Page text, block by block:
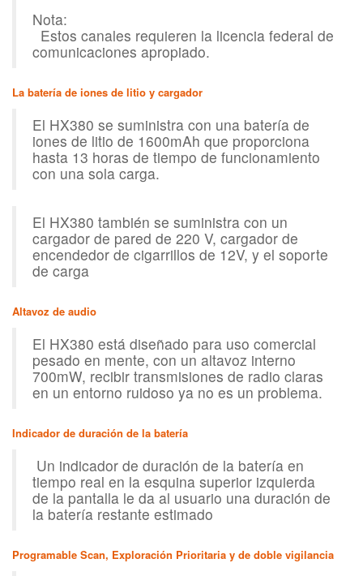
Nota:
Estos canales requieren la licencia federal de
comunicaciones apropiado.
La batería de iones de litio y cargador
El HX380 se suministra con una batería de
iones de litio de 1600mAh que proporciona
hasta 13 horas de tiempo de funcionamiento
con una sola carga.
El HX380 también se suministra con un
cargador de pared de 220 V, cargador de
encendedor de cigarrillos de 12V, y el soporte
de carga
Altavoz de audio
El HX380 está diseñado para uso comercial
pesado en mente, con un altavoz interno
700mW, recibir transmisiones de radio claras
en un entorno ruidoso ya no es un problema.
Indicador de duración de la batería
Un indicador de duración de la batería en
tiempo real en la esquina superior izquierda
de la pantalla le da al usuario una duración de
la batería restante estimado
Programable Scan, Exploración Prioritaria y de doble vigilancia